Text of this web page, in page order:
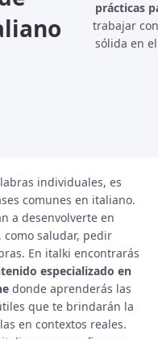
prácticas
trabajar
sólida en
individuales, es
comunes en italiano.
a desenvolverte en
saludar, pedir
En italki encontrarás
especializado en
donde aprenderás las
que te brindarán la
en contextos reales.